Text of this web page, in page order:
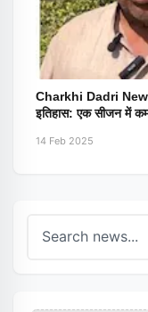
Charkhi Dadri
इतिहास: एक सीजन में
14 Feb 2025